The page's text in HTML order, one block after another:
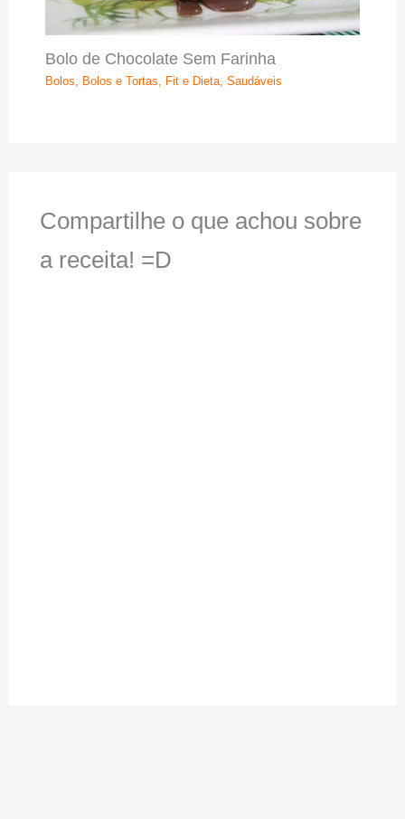
Bolo de Chocolate Sem Farinha
Bolos, Bolos e Tortas, Fit e Dieta, Saudáveis
Compartilhe o que achou sobre
a receita! =D